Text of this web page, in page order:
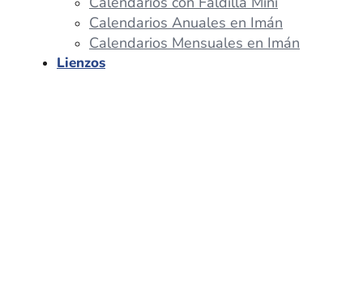
Calendarios Anuales en Imán
Calendarios Mensuales en Imán
Lienzos